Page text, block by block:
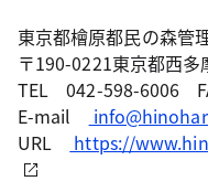
東京都檜原都民の森管
〒190-0221東京都西
TEL 042-598-6006
E-mail
URL
https://